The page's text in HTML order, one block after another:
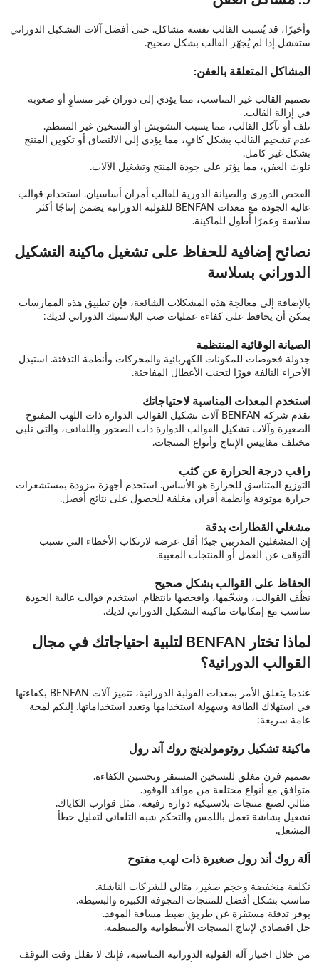
وأخيرًا، قد يُسبب القالب نفسه مشاكل. حتى أفضل آلات التشكيل الدوراني
ستفشل إذا لم يُجهّز القالب بشكل صحيح.
المشاكل المتعلقة بالعفن:
تصميم القالب غير المناسب، مما يؤدي إلى دوران غير متساوٍ أو صعوبة
في إزالة القالب.
تلف أو تآكل القالب، مما يسبب التشويش أو التسخين غير المنتظم.
عدم تشحيم القالب بشكل كافٍ، مما يؤدي إلى الالتصاق أو تكوين المنتج
بشكل غير كامل.
تلوث العفن، مما يؤثر على جودة المنتج وتشغيل الآلات.
الفحص الدوري والصيانة الدورية للقالب أمران أساسيان. استخدام قوالب
عالية الجودة مع معدات BENFAN للقولبة الدورانية يضمن إنتاجًا أكثر
سلاسة وعمرًا أطول للماكينة.
نصائح إضافية للحفاظ على تشغيل ماكينة التشكيل
الدوراني بسلاسة
بالإضافة إلى معالجة هذه المشكلات الشائعة، فإن تطبيق هذه الممارسات
يمكن أن يحافظ على كفاءة عمليات صب البلاستيك الدوراني لديك:
الصيانة الوقائية المنتظمة
جدولة فحوصات للمكونات الكهربائية والمحركات وأنظمة التدفئة. استبدل
الأجزاء التالفة فورًا لتجنب الأعطال المفاجئة.
استخدم المعدات المناسبة لاحتياجاتك
تقدم شركة BENFAN آلات تشكيل القوالب الدوارة ذات اللهب المفتوح
الصغيرة وآلات تشكيل القوالب الدوارة ذات الصخور واللفائف، والتي تلبي
مختلف مقاييس الإنتاج وأنواع المنتجات.
راقب درجة الحرارة عن كثب
التوزيع المتناسق للحرارة هو الأساس. استخدم أجهزة مزودة بمستشعرات
حرارة موثوقة وأنظمة أفران مغلقة للحصول على نتائج أفضل.
مشغلي القطارات بدقة
إن المشغلين المدربين جيدًا أقل عرضة لارتكاب الأخطاء التي تسبب
التوقف عن العمل أو المنتجات المعيبة.
الحفاظ على القوالب بشكل صحيح
نظّف القوالب، وشحّمها، وافحصها بانتظام. استخدم قوالب عالية الجودة
تتناسب مع إمكانيات ماكينة التشكيل الدوراني لديك.
لماذا تختار BENFAN لتلبية احتياجاتك في مجال
القوالب الدورانية؟
عندما يتعلق الأمر بمعدات القولبة الدورانية، تتميز آلات BENFAN بكفاءتها
في استهلاك الطاقة وسهولة استخدامها وتعدد استخداماتها. إليكم لمحة
عامة سريعة:
ماكينة تشكيل روتومولدينج روك آند رول
تصميم فرن مغلق للتسخين المستقر وتحسين الكفاءة.
متوافق مع أنواع مختلفة من مواقد الوقود.
مثالي لصنع منتجات بلاستيكية دوارة رفيعة، مثل قوارب الكاياك.
تشغيل بشاشة تعمل باللمس والتحكم شبه التلقائي لتقليل خطأ
المشغل.
آلة روك أند رول صغيرة ذات لهب مفتوح
تكلفة منخفضة وحجم صغير، مثالي للشركات الناشئة.
مناسب بشكل أفضل للمنتجات المجوفة الكبيرة والبسيطة.
يوفر تدفئة مستقرة عن طريق ضبط مسافة الموقد.
حل اقتصادي لإنتاج المنتجات الأسطوانية والمنتظمة.
من خلال اختيار آلة القولبة الدورانية المناسبة، فإنك لا تقلل وقت التوقف